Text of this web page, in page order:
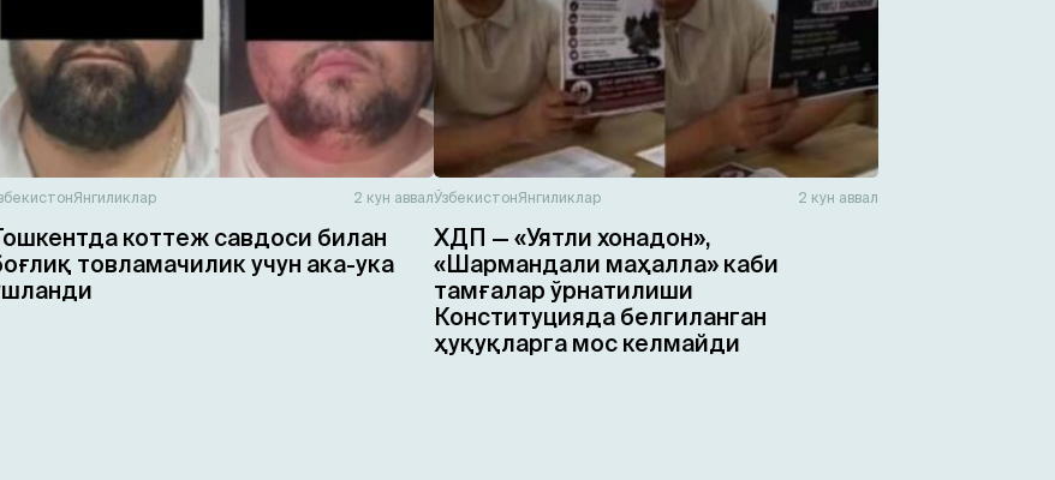
Янгиликлар 2 кун аввал
коттеж савдоси билан
товламачилик учун ака-ука
ЎзбекистонЯнгиликлар 2 кун аввал
ХДП — «Уятли хонадон»,
«Шармандали маҳалла» каби
тамғалар ўрнатилиши
Конституцияда белгиланган
ҳуқуқларга мос келмайди